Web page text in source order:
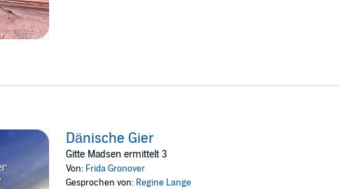
Dänische Gier
Gitte Madsen ermittelt 3
Von: Frida Gronover
Gesprochen von: Regine Lange